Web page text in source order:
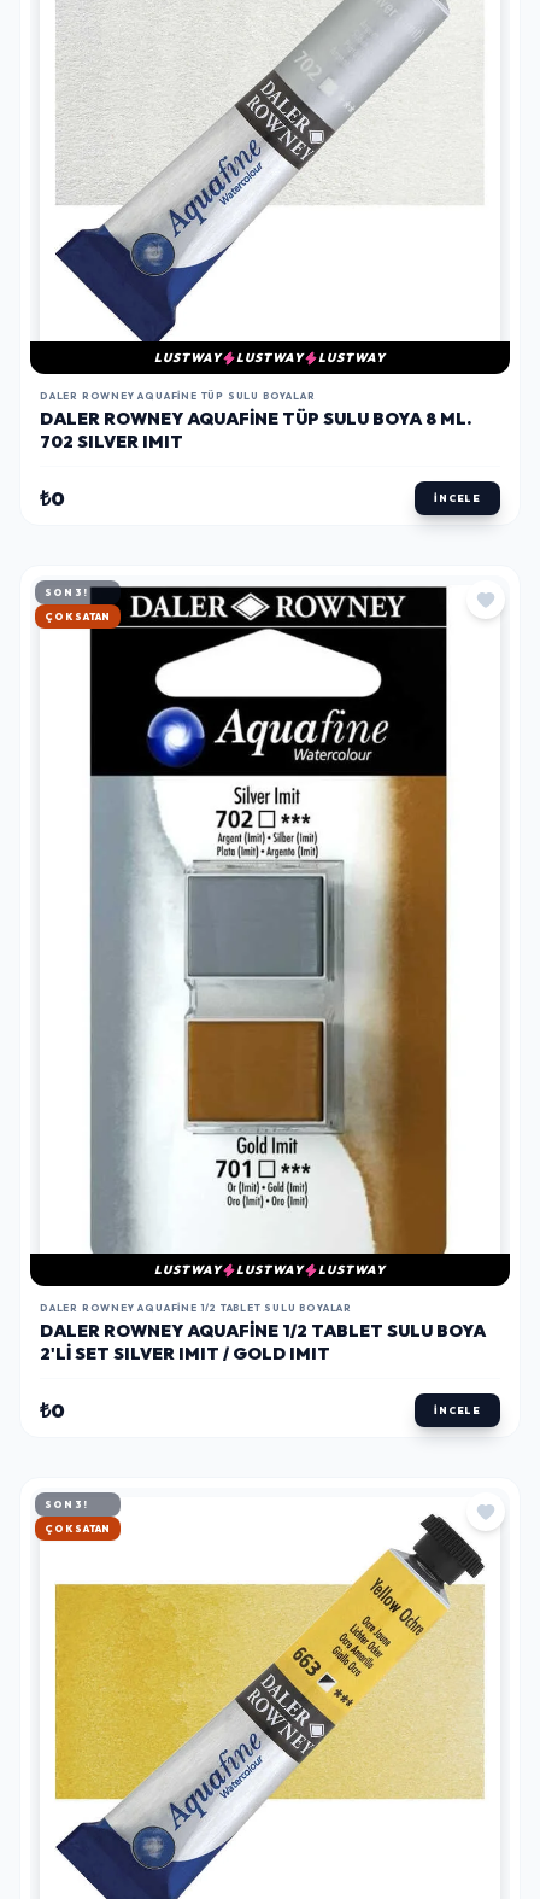
LUSTWAY LUSTWAY LUSTWAY
DALER ROWNEY AQUAFINE TÜP SULU BOYALAR
DALER ROWNEY AQUAFINE TÜP SULU BOYA 8 ML.
702 SILVER IMIT
₺0 İNCELE
SON 3!
HIZLI KARGO
LUSTWAY LUSTWAY LUSTWAY
DALER ROWNEY AQUAFINE 1/2 TABLET SULU BOYALAR
DALER ROWNEY AQUAFINE 1/2 TABLET SULU BOYA
2'LI SET SILVER IMIT / GOLD IMIT
₺0 İNCELE
SON 3!
HIZLI KARGO